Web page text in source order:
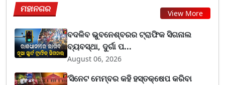
ମହାନଗର View More
ବଦଳିବ ଭୁବନେଶ୍ବରର ଟ୍ରାଫିକ ସିଗନାଲ
ବ୍ୟବସ୍ଥା, ଦୁର୍ଗା ପ...
August 06, 2026
‘ସିନେଟ ମେମ୍ବର କହି ହସ୍ତକ୍ଷେପ କରିବା